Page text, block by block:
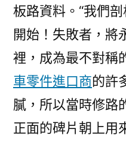
板路資料。“我們
開始！失敗者，將
裡，成為最不對稱
車零件進口商的許
膩，所以當時修路
正面的碑片朝上用